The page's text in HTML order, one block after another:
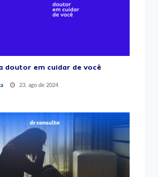
doutor em cuidar de você
23, ago de 2024